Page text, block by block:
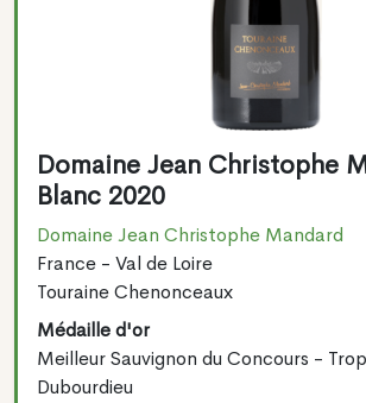
Domaine Jean Christophe
Blanc 2020
Domaine Jean Christophe Mandard
France - Val de Loire
Touraine Chenonceaux
Médaille d'or
Meilleur Sauvignon du Concours -
Dubourdieu